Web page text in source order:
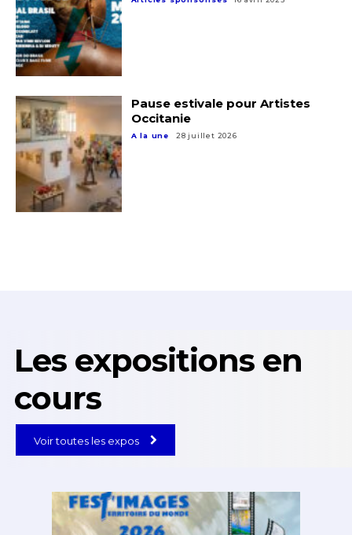
Pause estivale pour Artistes
Occitanie
A la une 28 juillet 2026
Les expositions en
cours
Voir toutes les expos